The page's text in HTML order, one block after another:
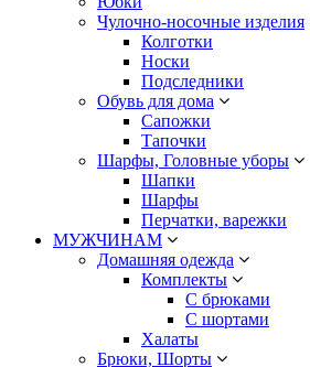
Чулочно-носочные изделия
Колготки
Носки
Подследники
Обувь для дома
Сапожки
Тапочки
Шарфы, Головные уборы
Шапки
Шарфы
Перчатки, варежки
МУЖЧИНАМ
Домашняя одежда
Комплекты
С брюками
С шортами
Халаты
Брюки, Шорты